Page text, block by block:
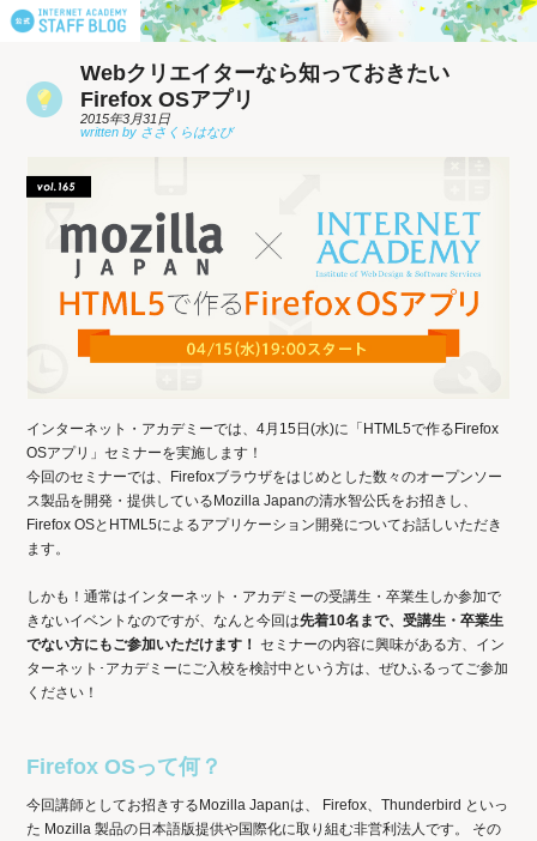
Webクリエイターなら知っておきたい
Firefox OSアプリ
2015年3月31日
インターネット・アカデミーでは、4月15日(水)に「HTML5で作るFirefox
OSアプリ」セミナーを実施します！
今回のセミナーでは、Firefoxブラウザをはじめとした数々のオープンソー
ス製品を開発・提供しているMozilla Japanの清水智公氏をお招きし、
Firefox OSとHTML5によるアプリケーション開発についてお話しいただき
ます。
しかも！通常はインターネット・アカデミーの受講生・卒業生しか参加で
きないイベントなのですが、なんと今回は先着10名まで、受講生・卒業生
でない方にもご参加いただけます！ セミナーの内容に興味がある方、イン
ターネット･アカデミーにご入校を検討中という方は、ぜひふるってご参加
ください！
Firefox OSって何？
今回講師としてお招きするMozilla Japanは、 Firefox、Thunderbird といっ
た Mozilla 製品の日本語版提供や国際化に取り組む非営利法人です。 その